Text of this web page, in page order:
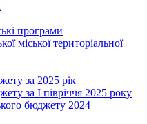
програми
міської територіальної
за 2025 рік
за І півріччя 2025 року
бюджету 2024